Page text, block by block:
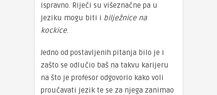
ispravno. Riječi su višeznačne pa u
jeziku mogu biti i bilježnice na
kockice.
Jedno od postavljenih pitanja bilo je i
zašto se odlučio baš na takvu karijeru
na što je profesor odgovorio kako voli
proučavati jezik te se za njega zanimao